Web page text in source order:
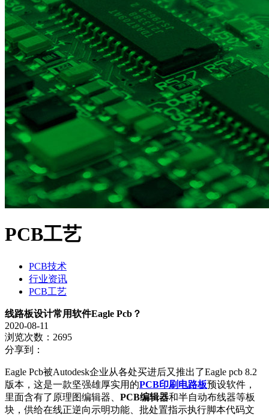
PCB工艺
PCB技术
行业资讯
PCB工艺
线路板设计常用软件Eagle Pcb？
2020-08-11
浏览次数：2695
分享到：
Eagle Pcb被Autodesk企业从各处买进后又推出了Eagle pcb 8.2
版本，这是一款坚强雄厚实用的PCB印刷电路板预设软件，
里面含有了原理图编辑器、 PCB编辑器和半自动布线器等板
块，供给在线正逆向示明功能、批处置指示执行脚本代码文